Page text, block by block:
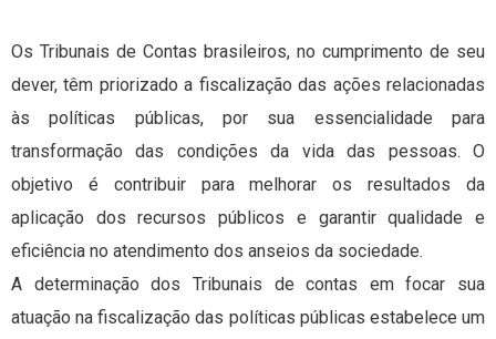
Os Tribunais de Contas brasileiros, no cumprimento de seu
dever, têm priorizado a fiscalização das ações relacionadas
às políticas públicas, por sua essencialidade para
transformação das condições da vida das pessoas. O
objetivo é contribuir para melhorar os resultados da
aplicação dos recursos públicos e garantir qualidade e
eficiência no atendimento dos anseios da sociedade.
A determinação dos Tribunais de contas em focar sua
atuação na fiscalização das políticas públicas estabelece um